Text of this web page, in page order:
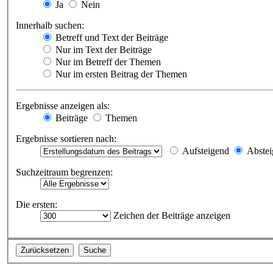
Ja
Nein
Innerhalb suchen:
Betreff und Text der Beiträge
Nur im Text der Beiträge
Nur im Betreff der Themen
Nur im ersten Beitrag der Themen
Ergebnisse anzeigen als:
Beiträge
Themen
Ergebnisse sortieren nach:
Aufsteigend
Suchzeitraum begrenzen:
Die ersten:
Zeichen der Beiträge anzeigen